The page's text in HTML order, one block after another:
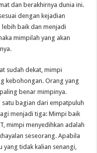
dan berakhirnya dunia ini.
dengan kejadian
baik dan menjadi
mimpilah yang akan
sudah dekat, mimpi
kebohongan. Orang yang
benar mimpinya.
bagian dari empatpuluh
menjadi tiga: Mimpi baik
mimpi menyedihkan adalah
seseorang. Apabila
tidak kalian senangi,